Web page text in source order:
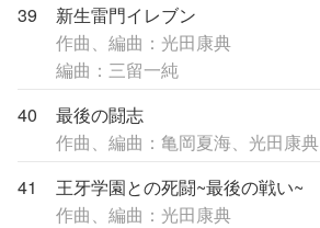
39
新生雷門イレブン
作曲、編曲：光田康典
編曲：三留一純
40
最後の闘志
作曲、編曲：亀岡夏海、光田康典
41
王牙学園との死闘~最後の戦い~
作曲、編曲：光田康典